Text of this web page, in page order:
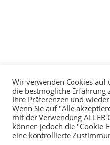
Wir verwenden Cookies auf
die bestmögliche Erfahrung
Ihre Präferenzen und
Wenn Sie auf "Alle
mit der Verwendung ALLER
können jedoch die "Cookie-
eine kontrollierte